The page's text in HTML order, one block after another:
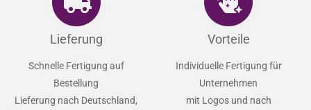
Lieferung
Schnelle Fertigung auf
Bestellung
Lieferung nach Deutschland,
Vorteile
Individuelle Fertigung für
Unternehmen
mit Logos und nach